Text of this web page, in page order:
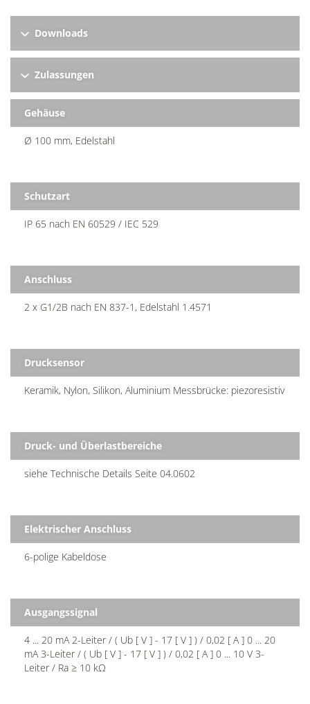
Downloads
Zulassungen
Gehäuse
Ø 100 mm, Edelstahl
Schutzart
IP 65 nach EN 60529 / IEC 529
Anschluss
2 x G1/2B nach EN 837-1, Edelstahl 1.4571
Drucksensor
Keramik, Nylon, Silikon, Aluminium Messbrücke: piezoresistiv
Druck- und Überlastbereiche
siehe Technische Details Seite 04.0602
Elektrischer Anschluss
6-polige Kabeldose
Ausgangssignal
4 ... 20 mA 2-Leiter / ( Ub [ V ] - 17 [ V ] ) / 0,02 [ A ] 0 ... 20
mA 3-Leiter / ( Ub [ V ] - 17 [ V ] ) / 0,02 [ A ] 0 ... 10 V 3-
Leiter / Ra ≥ 10 kΩ